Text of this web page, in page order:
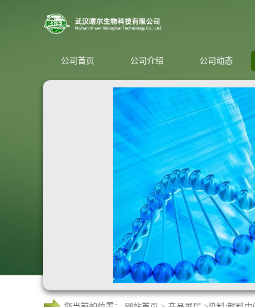
公司首页 公司介绍 公司动态